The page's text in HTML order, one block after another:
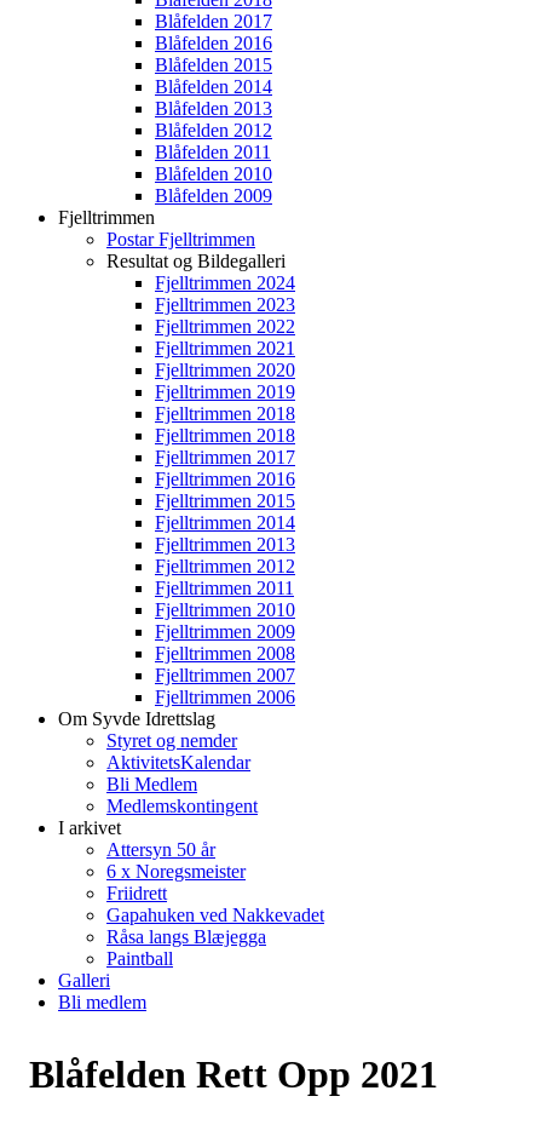
Blåfelden 2017
Blåfelden 2016
Blåfelden 2015
Blåfelden 2014
Blåfelden 2013
Blåfelden 2012
Blåfelden 2011
Blåfelden 2010
Blåfelden 2009
Fjelltrimmen
Postar Fjelltrimmen
Resultat og Bildegalleri
Fjelltrimmen 2024
Fjelltrimmen 2023
Fjelltrimmen 2022
Fjelltrimmen 2021
Fjelltrimmen 2020
Fjelltrimmen 2019
Fjelltrimmen 2018
Fjelltrimmen 2018
Fjelltrimmen 2017
Fjelltrimmen 2016
Fjelltrimmen 2015
Fjelltrimmen 2014
Fjelltrimmen 2013
Fjelltrimmen 2012
Fjelltrimmen 2011
Fjelltrimmen 2010
Fjelltrimmen 2009
Fjelltrimmen 2008
Fjelltrimmen 2007
Fjelltrimmen 2006
Om Syvde Idrettslag
Styret og nemder
AktivitetsKalendar
Bli Medlem
Medlemskontingent
I arkivet
Attersyn 50 år
6 x Noregsmeister
Friidrett
Gapahuken ved Nakkevadet
Råsa langs Blæjegga
Paintball
Galleri
Bli medlem
Blåfelden Rett Opp 2021